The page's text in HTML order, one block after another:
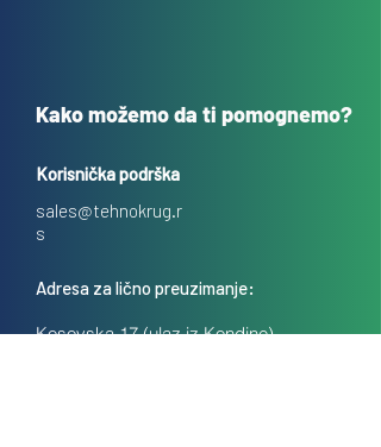
Kako možemo da ti pomognemo?
Korisnička podrška
sales@tehnokrug.r
s
Adresa za lično preuzimanje:
Kosovska 17 (ulaz iz Kondine),